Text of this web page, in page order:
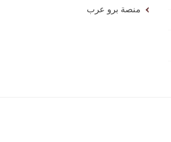
منصة برو عرب